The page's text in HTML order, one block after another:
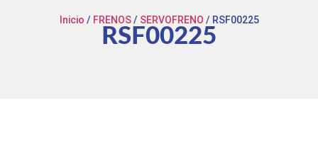
Inicio / FRENOS/ SERVOFRENO / RSF00225
RSF00225